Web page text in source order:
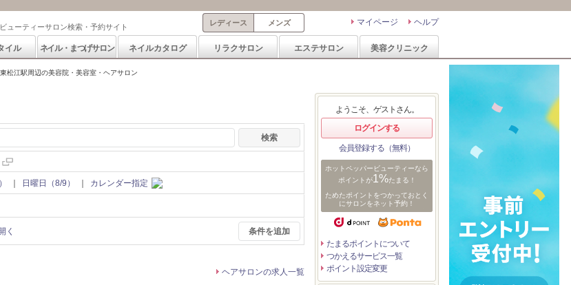
ューティーサロン検索・予約サイト ヘルプ
マイページ
レディース メンズ
イル ネイル・まつげサロン ネイルカタログ リラクサロン エステサロン 美容クリニック
東松江駅周辺の美容院・美容室・ヘアサロン
日曜日（8/9） カレンダー指定
条件を追加
ヘアサロンの求人一覧
ようこそ、ゲストさん。
ログインする
会員登録する（無料）
ホットペッパービューティーなら
ポイントが1%たまる！
ためたポイントをつかっておとく
にサロンをネット予約！
たまるポイントについて
つかえるサービス一覧
ポイント設定変更